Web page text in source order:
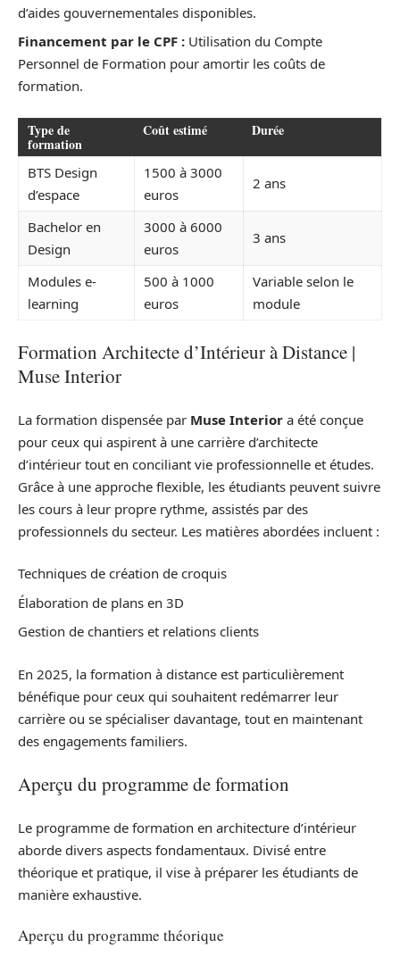
d’aides gouvernementales disponibles.
Financement par le CPF : Utilisation du Compte
Personnel de Formation pour amortir les coûts de
formation.
Type de
formation
Coût estimé Durée
BTS Design
d’espace
1500 à 3000
euros
2 ans
Bachelor en
Design
3000 à 6000
euros
3 ans
Modules e-
learning
500 à 1000
euros
Variable selon le
module
Formation Architecte d’Intérieur à Distance |
Muse Interior
La formation dispensée par Muse Interior a été conçue
pour ceux qui aspirent à une carrière d’architecte
d’intérieur tout en conciliant vie professionnelle et études.
Grâce à une approche flexible, les étudiants peuvent suivre
les cours à leur propre rythme, assistés par des
professionnels du secteur. Les matières abordées incluent :
Techniques de création de croquis
Élaboration de plans en 3D
Gestion de chantiers et relations clients
En 2025, la formation à distance est particulièrement
bénéfique pour ceux qui souhaitent redémarrer leur
carrière ou se spécialiser davantage, tout en maintenant
des engagements familiers.
Aperçu du programme de formation
Le programme de formation en architecture d’intérieur
aborde divers aspects fondamentaux. Divisé entre
théorique et pratique, il vise à préparer les étudiants de
manière exhaustive.
Aperçu du programme théorique